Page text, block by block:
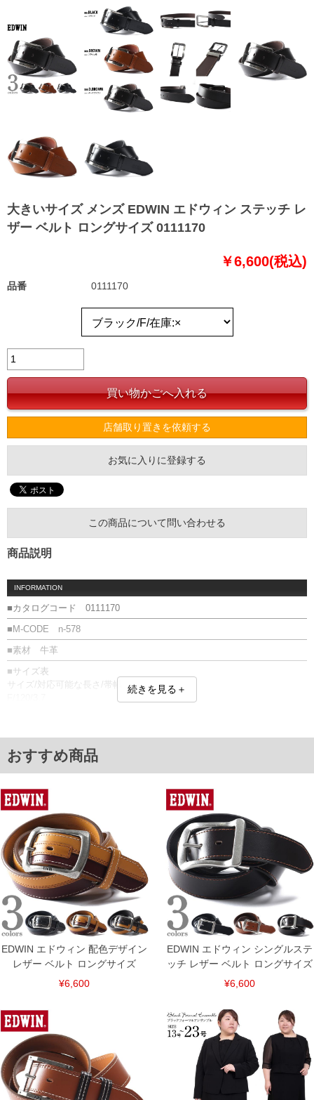
大きいサイズ メンズ EDWIN エドウィン ステッチ レ
ザー ベルト ロングサイズ 0111170
￥6,600(税込)
品番 0111170
店舗取り置きを依頼する
お気に入りに登録する
この商品について問い合わせる
商品説明
INFORMATION
■カタログコード 0111170
■M-CODE n-578
■素材 牛革
■サイズ表
サイズ/対応可能な長さ/帯幅
下着(肌着)やワイシャツは商品の性質上、返品交換不可とさせて頂いております。予め
ご了承くださいませ。
裾上げ料金は500円+税となります。
備考欄に股下●cmとご記入下さい。（裾上げ無料対象商品は1本につき税込6,000円以
上の品が対象。1本5,999円以下の商品は有料（500円+税）となります。）
出荷まで約1週間～20日間程お時間を頂く場合がございます。
尚、裾上げした商品は返品・交換不可となりますので、予めご了承下さい。
一部、お直しに対応出来ない商品がございます。(例：裾にファスナーや調節ひもが付
いている、極端なデザインが施されている等)
※商品によって若干のサイズの誤差がございます。また、お客様がご使用の環境（コ
ンピュータ画面）によって、商品の色味が若干異なる場合がございます。予めご了承
ください。
※当店での掲載商品は、実店鋪と在庫を共用しておりますので店頭での売り違い、店
舗からのお取り寄せ等により、お客様にご迷惑をお掛けしてしまう場合がございま
す。そのようなことがない様最大限に努めておりますが、もしあった場合速やかにご
連絡させて頂きますので予めご了承ください。
ITEM INTRODUCTION
続きを見る＋
おすすめ商品
EDWIN エドウィン 配色デザイン
レザー ベルト ロングサイズ
¥6,600
EDWIN エドウィン シングルステ
ッチ レザー ベルト ロングサイズ
¥6,600